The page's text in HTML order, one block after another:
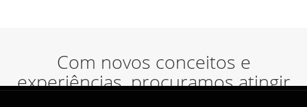
Com novos conceitos e
experiências, procuramos atingir